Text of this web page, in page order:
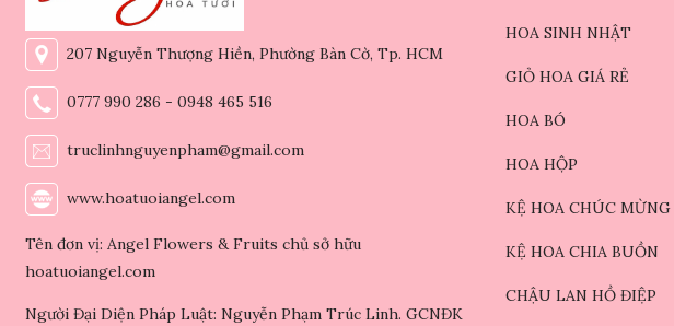
207 Nguyễn Thượng Hiền, Phường Bàn Cờ, Tp. HCM
0777 990 286 - 0948 465 516
truclinhnguyenpham@gmail.com
www.hoatuoiangel.com
Tên đơn vị: Angel Flowers & Fruits chủ sở hữu
hoatuoiangel.com
Người Đại Diện Pháp Luật: Nguyễn Phạm Trúc Linh. GCNĐK
HOA SINH NHẬT
GIỎ HOA GIÁ RẺ
HOA BÓ
HOA HỘP
KỆ HOA CHÚC MỪNG
KỆ HOA CHIA BUỒN
CHẬU LAN HỒ ĐIỆP